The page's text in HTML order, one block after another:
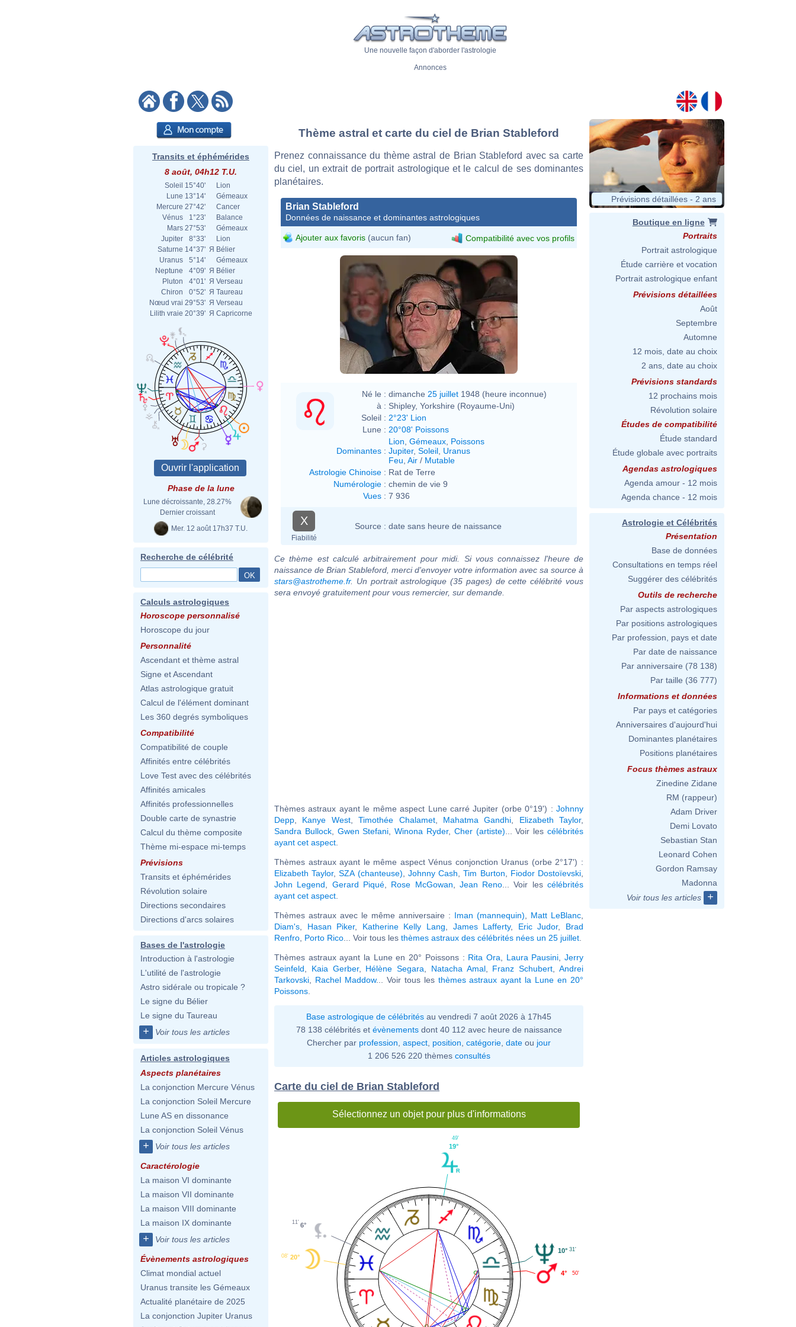
Une nouvelle façon d'aborder l'astrologie
Annonces
Transits et éphémérides
8 août, 04h12 T.U.
Soleil 15°40'
Lion
Lune 13°14'
Gémeaux
Mercure 27°42'
Cancer
Vénus
1°23'
Balance
Mars 27°53'
Gémeaux
Jupiter
8°33'
Lion
Saturne 14°37' Я Bélier
Uranus
5°14'
Gémeaux
Neptune
4°09' Я Bélier
Pluton
4°01' Я Verseau
Chiron
0°52' Я Taureau
Nœud vrai 29°53' Я Verseau
Lilith vraie 20°39' Я Capricorne
Phase de la lune
Lune décroissante, 28.27%
Dernier croissant
Mer. 12 août 17h37 T.U.
Recherche de célébrité
Calculs astrologiques
Horoscope personnalisé
Horoscope du jour
Personnalité
Ascendant et thème astral
Signe et Ascendant
Atlas astrologique gratuit
Calcul de l'élément dominant
Les 360 degrés symboliques
Compatibilité
Compatibilité de couple
Affinités entre célébrités
Love Test avec des célébrités
Affinités amicales
Affinités professionnelles
Double carte de synastrie
Calcul du thème composite
Thème mi-espace mi-temps
Prévisions
Transits et éphémérides
Révolution solaire
Directions secondaires
Directions d'arcs solaires
Bases de l'astrologie
Introduction à l'astrologie
L'utilité de l'astrologie
Astro sidérale ou tropicale ?
Le signe du Bélier
Le signe du Taureau
+ Voir tous les articles
Articles astrologiques
Aspects planétaires
La conjonction Mercure Vénus
La conjonction Soleil Mercure
Lune AS en dissonance
La conjonction Soleil Vénus
+ Voir tous les articles
Caractérologie
La maison VI dominante
La maison VII dominante
La maison VIII dominante
La maison IX dominante
+ Voir tous les articles
Évènements astrologiques
Climat mondial actuel
Uranus transite les Gémeaux
Actualité planétaire de 2025
La conjonction Jupiter Uranus
Thème astral et carte du ciel de Brian Stableford
Prenez connaissance du thème astral de Brian Stableford avec sa carte
du ciel, un extrait de portrait astrologique et le calcul de ses dominantes
planétaires.
Brian Stableford
Données de naissance et dominantes astrologiques
Ajouter aux favoris (aucun fan) Compatibilité avec vos profils
Né le : dimanche 25 juillet 1948 (heure inconnue)
à : Shipley, Yorkshire (Royaume-Uni)
Soleil : 2°23' Lion
Lune : 20°08' Poissons
Dominantes :
Lion Gémeaux Poissons
Jupiter, Soleil Uranus
Feu Air / Mutable
Astrologie Chinoise : Rat de Terre
Numérologie : chemin de vie 9
Vues : 7 936
X
Fiabilité
Source : date sans heure de naissance
Ce thème est calculé arbitrairement pour midi. Si vous connaissez l'heure de
naissance de Brian Stableford, merci d'envoyer votre information avec sa source à
stars@astrotheme.fr. Un portrait astrologique (35 pages) de cette célébrité vous
sera envoyé gratuitement pour vous remercier, sur demande.
Thèmes astraux ayant le même aspect Lune carré Jupiter (orbe 0°19') : Johnny
Depp
Kanye West,Timothée Chalamet, Mahatma Gandhi Elizabeth Taylor,
Sandra Bullock, Gwen Stefani ,Winona Ryder, Cher (artiste) ... Voir lescélébrités
ayant cet aspect
Thèmes astraux ayant le même aspect Vénus conjonction Uranus (orbe 2°17') :
Elizabeth Taylor,SZA (chanteuse) Johnny Cash ,Tim Burton Fiodor Dostoïevski
John Legend
Gerard Piqué, Rose McGowan Jean Reno ... Voir lescélébrités
ayant cet aspect
Thèmes astraux avec le même anniversaire : Iman (mannequin) Matt LeBlanc
Diam's
Hasan Piker, Katherine Kelly Lang James Lafferty, Eric Judor, Brad
Renfro Porto Rico ... Voir tous les thèmes astraux des célébrités nées un 25 juillet
Thèmes astraux ayant la Lune en 20° Poissons : Rita Ora Laura Pausini ,Jerry
Seinfeld
Kaia Gerber, Hélène Segara Natacha Amal, Franz Schubert ,Andrei
Tarkovski
Rachel Maddow... Voir tous les thèmes astraux ayant la Lune en 20°
Poissons
Base astrologique de célébrités au vendredi 7 août 2026 à 17h45
78 138 célébrités et évènementsdont 40 112 avec heure de naissance
Chercher par profession aspect position catégorie date ou jour
1 206 526 220 thèmes consultés
Carte du ciel de Brian Stableford
Sélectionnez un objet pour plus d'informations
4° 50'
10° 31'
19°
49'
6°
11'
20°
08'
Prévisions détaillées - 2 ans
Boutique en ligne
Portraits
Portrait astrologique
Étude carrière et vocation
Portrait astrologique enfant
Prévisions détaillées
Août
Septembre
Automne
12 mois, date au choix
2 ans, date au choix
Prévisions standards
12 prochains mois
Révolution solaire
Études de compatibilité
Étude standard
Étude globale avec portraits
Agendas astrologiques
Agenda amour - 12 mois
Agenda chance - 12 mois
Astrologie et Célébrités
Présentation
Base de données
Consultations en temps réel
Suggérer des célébrités
Outils de recherche
Par aspects astrologiques
Par positions astrologiques
Par profession, pays et date
Par date de naissance
Par anniversaire (78 138)
Par taille (36 777)
Informations et données
Par pays et catégories
Anniversaires d'aujourd'hui
Dominantes planétaires
Positions planétaires
Focus thèmes astraux
Zinedine Zidane
RM (rappeur)
Adam Driver
Demi Lovato
Sebastian Stan
Leonard Cohen
Gordon Ramsay
Madonna
Voir tous les articles
+